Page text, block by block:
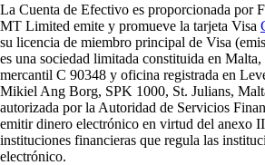
La Cuenta de Efectivo es proporcionada por
MT Limited emite y promueve la tarjeta Visa
su licencia de miembro principal de Visa
es una sociedad limitada constituida en
mercantil C 90348 y oficina registrada en
Mikiel Ang Borg, SPK 1000, St. Julians,
autorizada por la Autoridad de Servicios
emitir dinero electrónico en virtud del anexo
instituciones financieras que regula las
electrónico.